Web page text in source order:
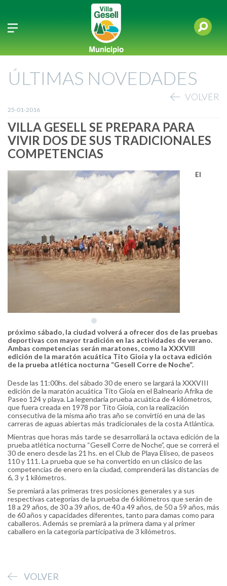
ÚLTIMAS NOVEDADES
VOLVER
25-01-2016
VILLA GESELL SE PREPARA PARA
VIVIR DOS DE SUS TRADICIONALES
COMPETENCIAS
El
próximo sábado, la ciudad volverá a ofrecer dos de las pruebas
deportivas con mayor tradición en las actividades de verano.
Ambas competencias serán maratones, como la XXXVIII
edición de la maratón acuática Tito Gioia y la octava edición
de la prueba atlética nocturna “Gesell Corre de Noche”.
Desde las 11:00hs. del sábado 30 de enero se largará la XXXVIII
edición de la maratón acuática Tito Gioia en el Balneario Afrika de
Paseo 124 y playa. La legendaria prueba acuática de 4 kilómetros,
que fuera creada en 1978 por Tito Gioia, con la realización
consecutiva de la misma año tras año se convirtió en una de las
carreras de aguas abiertas más tradicionales de la costa Atlántica.
Mientras que horas más tarde se desarrollará la octava edición de la
prueba atlética nocturna “Gesell Corre de Noche”, que se correrá el
30 de enero desde las 21 hs. en el Club de Playa Eliseo, de paseos
110 y 111. La prueba que se ha convertido en un clásico de las
competencias de enero en la ciudad, comprenderá las distancias de
6, 3 y 1 kilómetros.
Se premiará a las primeras tres posiciones generales y a sus
respectivas categorías de la prueba de 6 kilómetros que serán de
18 a 29 años, de 30 a 39 años, de 40 a 49 años, de 50 a 59 años, más
de 60 años y capacidades diferentes, tanto para damas como para
caballeros. Además se premiará a la primera dama y al primer
caballero en la categoría participativa de 3 kilómetros.
VOLVER